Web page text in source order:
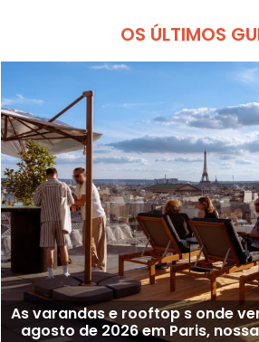
OS ÚLTIMOS
As varandas e rooftop s onde
agosto de 2026 em Paris,